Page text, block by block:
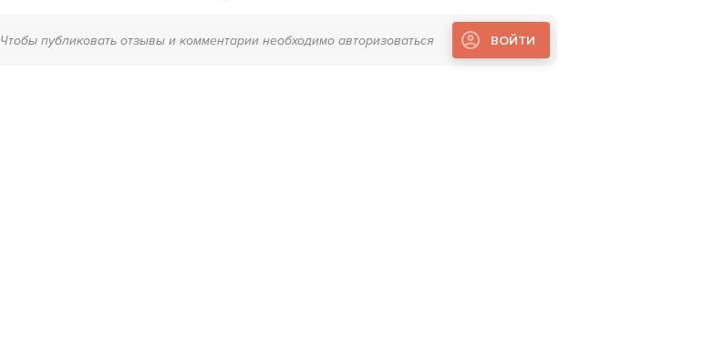
Чтобы публиковать отзывы и комментарии необходимо авторизоваться ВОЙТИ